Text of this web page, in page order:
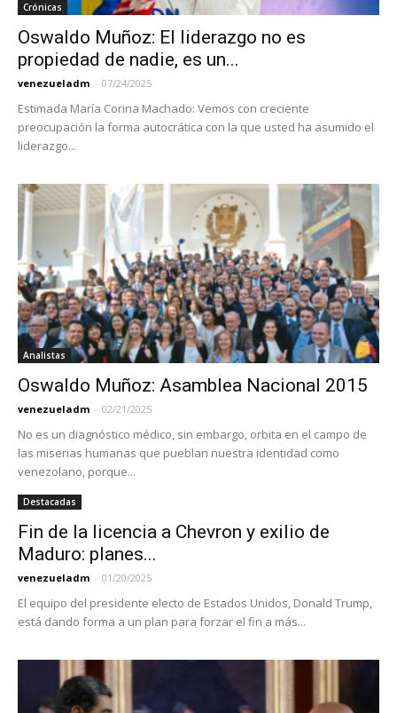
Crónicas
Oswaldo Muñoz: El liderazgo no es
propiedad de nadie, es un...
venezueladm - 07/24/2025
Estimada María Corina Machado: Vemos con creciente
preocupación la forma autocrática con la que usted ha asumido el
liderazgo...
Analistas
Oswaldo Muñoz: Asamblea Nacional 2015
venezueladm - 02/21/2025
No es un diagnóstico médico, sin embargo, orbita en el campo de
las miserias humanas que pueblan nuestra identidad como
venezolano, porque...
Destacadas
Fin de la licencia a Chevron y exilio de
Maduro: planes...
venezueladm - 01/20/2025
El equipo del presidente electo de Estados Unidos, Donald Trump,
está dando forma a un plan para forzar el fin a más...